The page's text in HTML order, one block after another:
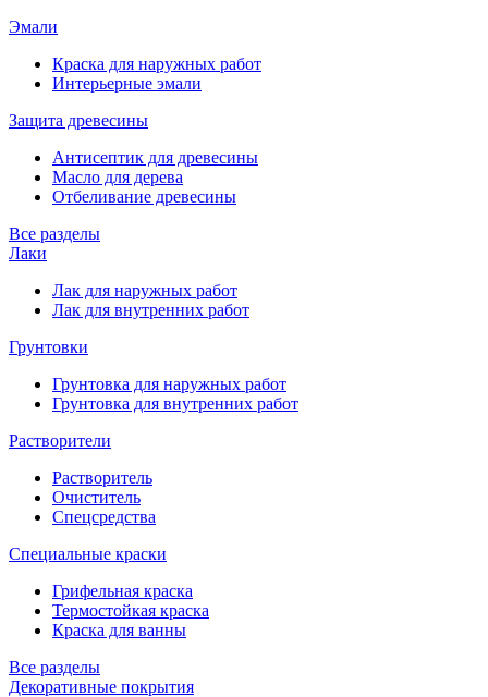
Эмали
Краска для наружных работ
Интерьерные эмали
Защита древесины
Антисептик для древесины
Масло для дерева
Отбеливание древесины
Все разделы
Лаки
Лак для наружных работ
Лак для внутренних работ
Грунтовки
Грунтовка для наружных работ
Грунтовка для внутренних работ
Растворители
Растворитель
Очиститель
Спецсредства
Специальные краски
Грифельная краска
Термостойкая краска
Краска для ванны
Все разделы
Декоративные покрытия